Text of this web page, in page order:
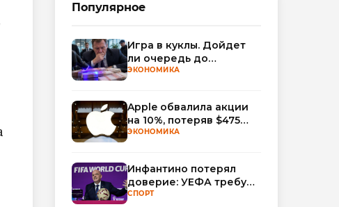
Популярное
Игра в куклы. Дойдет
ли очередь до
Миллера?
ЭКОНОМИКА
Apple обвалила акции
на 10%, потеряв $475
млрд капитализации
ЭКОНОМИКА
Инфантино потерял
доверие: УЕФА требует
смены руководства
СПОРТ